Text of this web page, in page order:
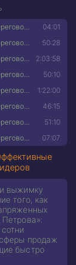
04:01
50:28
2:03:58
50:10
1:22:00
46:15
51:10
07:07
выжимку
того, как
продаж
быстро